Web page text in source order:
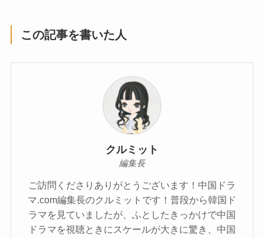
この記事を書いた人
クルミット
編集長
ご訪問くださりありがとうございます！中国ドラ
マ.com編集長のクルミットです！普段から韓国ド
ラマを見ていましたが、ふとしたきっかけで中国
ドラマを視聴ときにスケールが大きに驚き、中国